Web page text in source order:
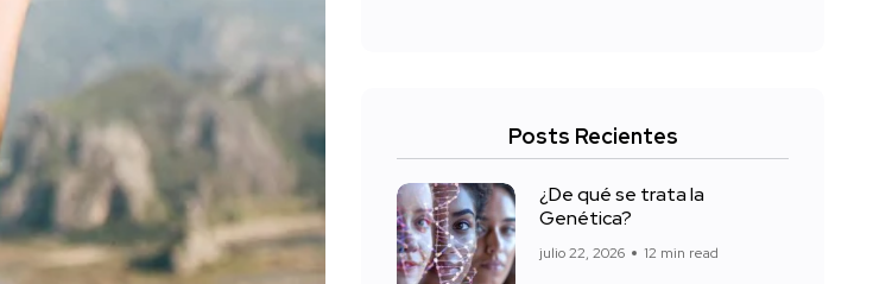
Posts Recientes
¿De qué se trata la
Genética?
julio 22, 2026 12 min read